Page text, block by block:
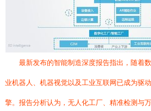
最新发布的智能制造深度报告指出，随着
业机器人、机器视觉以及工业互联网已成为驱
擎。报告分析认为，无人化工厂、精准检测与